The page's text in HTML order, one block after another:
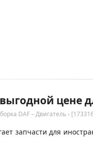
цене
DAF – Двигатель ›
запчасти для